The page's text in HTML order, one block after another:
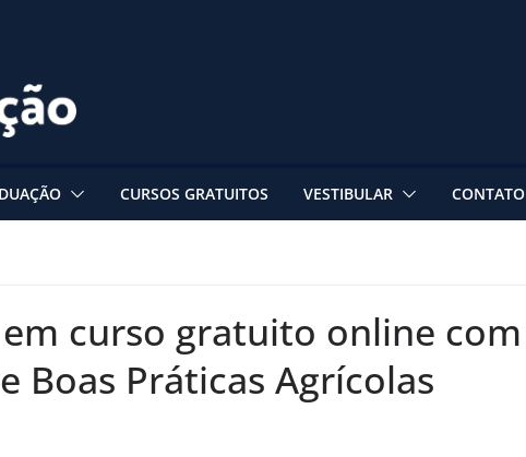
CURSOS GRATUITOS VESTIBULAR CONTATO
em curso gratuito online com
Boas Práticas Agrícolas